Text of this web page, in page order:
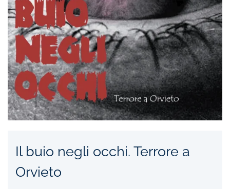
Il buio negli occhi. Terrore a
Orvieto